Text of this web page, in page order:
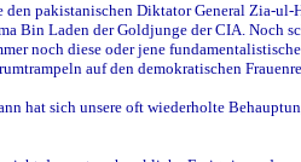
pakistanischen Diktator General Zia-
Bin Laden der Goldjunge der CIA. Noch
noch diese oder jene
auf den demokratischen
hat sich unsere oft wiederholte